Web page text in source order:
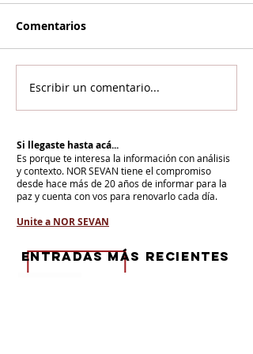
Comentarios
Escribir un comentario...
Si llegaste hasta acá...
Es porque te interesa la información con análisis
y contexto. NOR SEVAN tiene el compromiso
desde hace más de 20 años de informar para la
paz y cuenta con vos para renovarlo cada día.
Unite a NOR SEVAN
eNTRADAS MÁS RECIENTES